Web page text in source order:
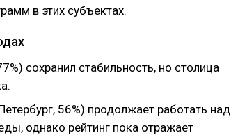
в этих субъектах.
сохранил стабильность, но столица
56%) продолжает работать над
однако рейтинг пока отражает